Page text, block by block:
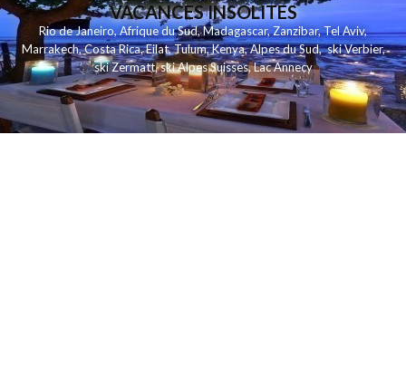
VACANCES INSOLITES
Rio de Janeiro,Afrique du Sud,Madagascar,Zanzibar,Tel Aviv,
Marrakech,Costa Rica,Eilat,Tulum,Kenya,Alpes du Sud,ski Verbier,
ski Zermatt,ski Alpes Suisses,Lac Annecy